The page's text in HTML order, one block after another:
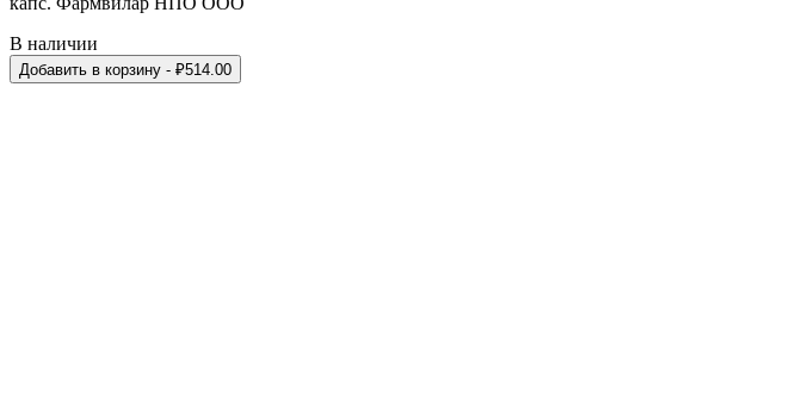
В наличии
Добавить в корзину - ₽514.00